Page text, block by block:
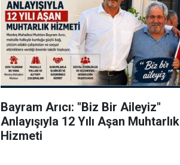
Bayram Arıcı: "Biz Bir Aileyiz"
Anlayışıyla 12 Yılı Aşan Muhtarlık
Hizmeti